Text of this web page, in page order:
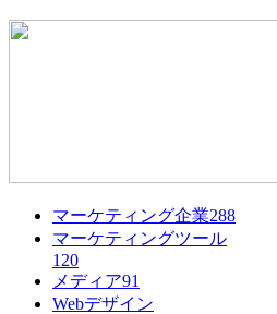
マーケティング企業288
マーケティングツール
120
メディア91
Webデザイン